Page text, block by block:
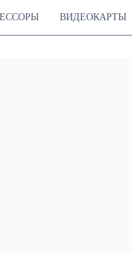
ВИДЕОКАРТЫ